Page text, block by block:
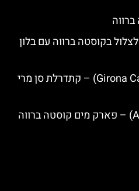
בקוסטה ברווה עם בלון
קתדרלת גירונה (Girona Cathedral) – קתדרלת סן מרי